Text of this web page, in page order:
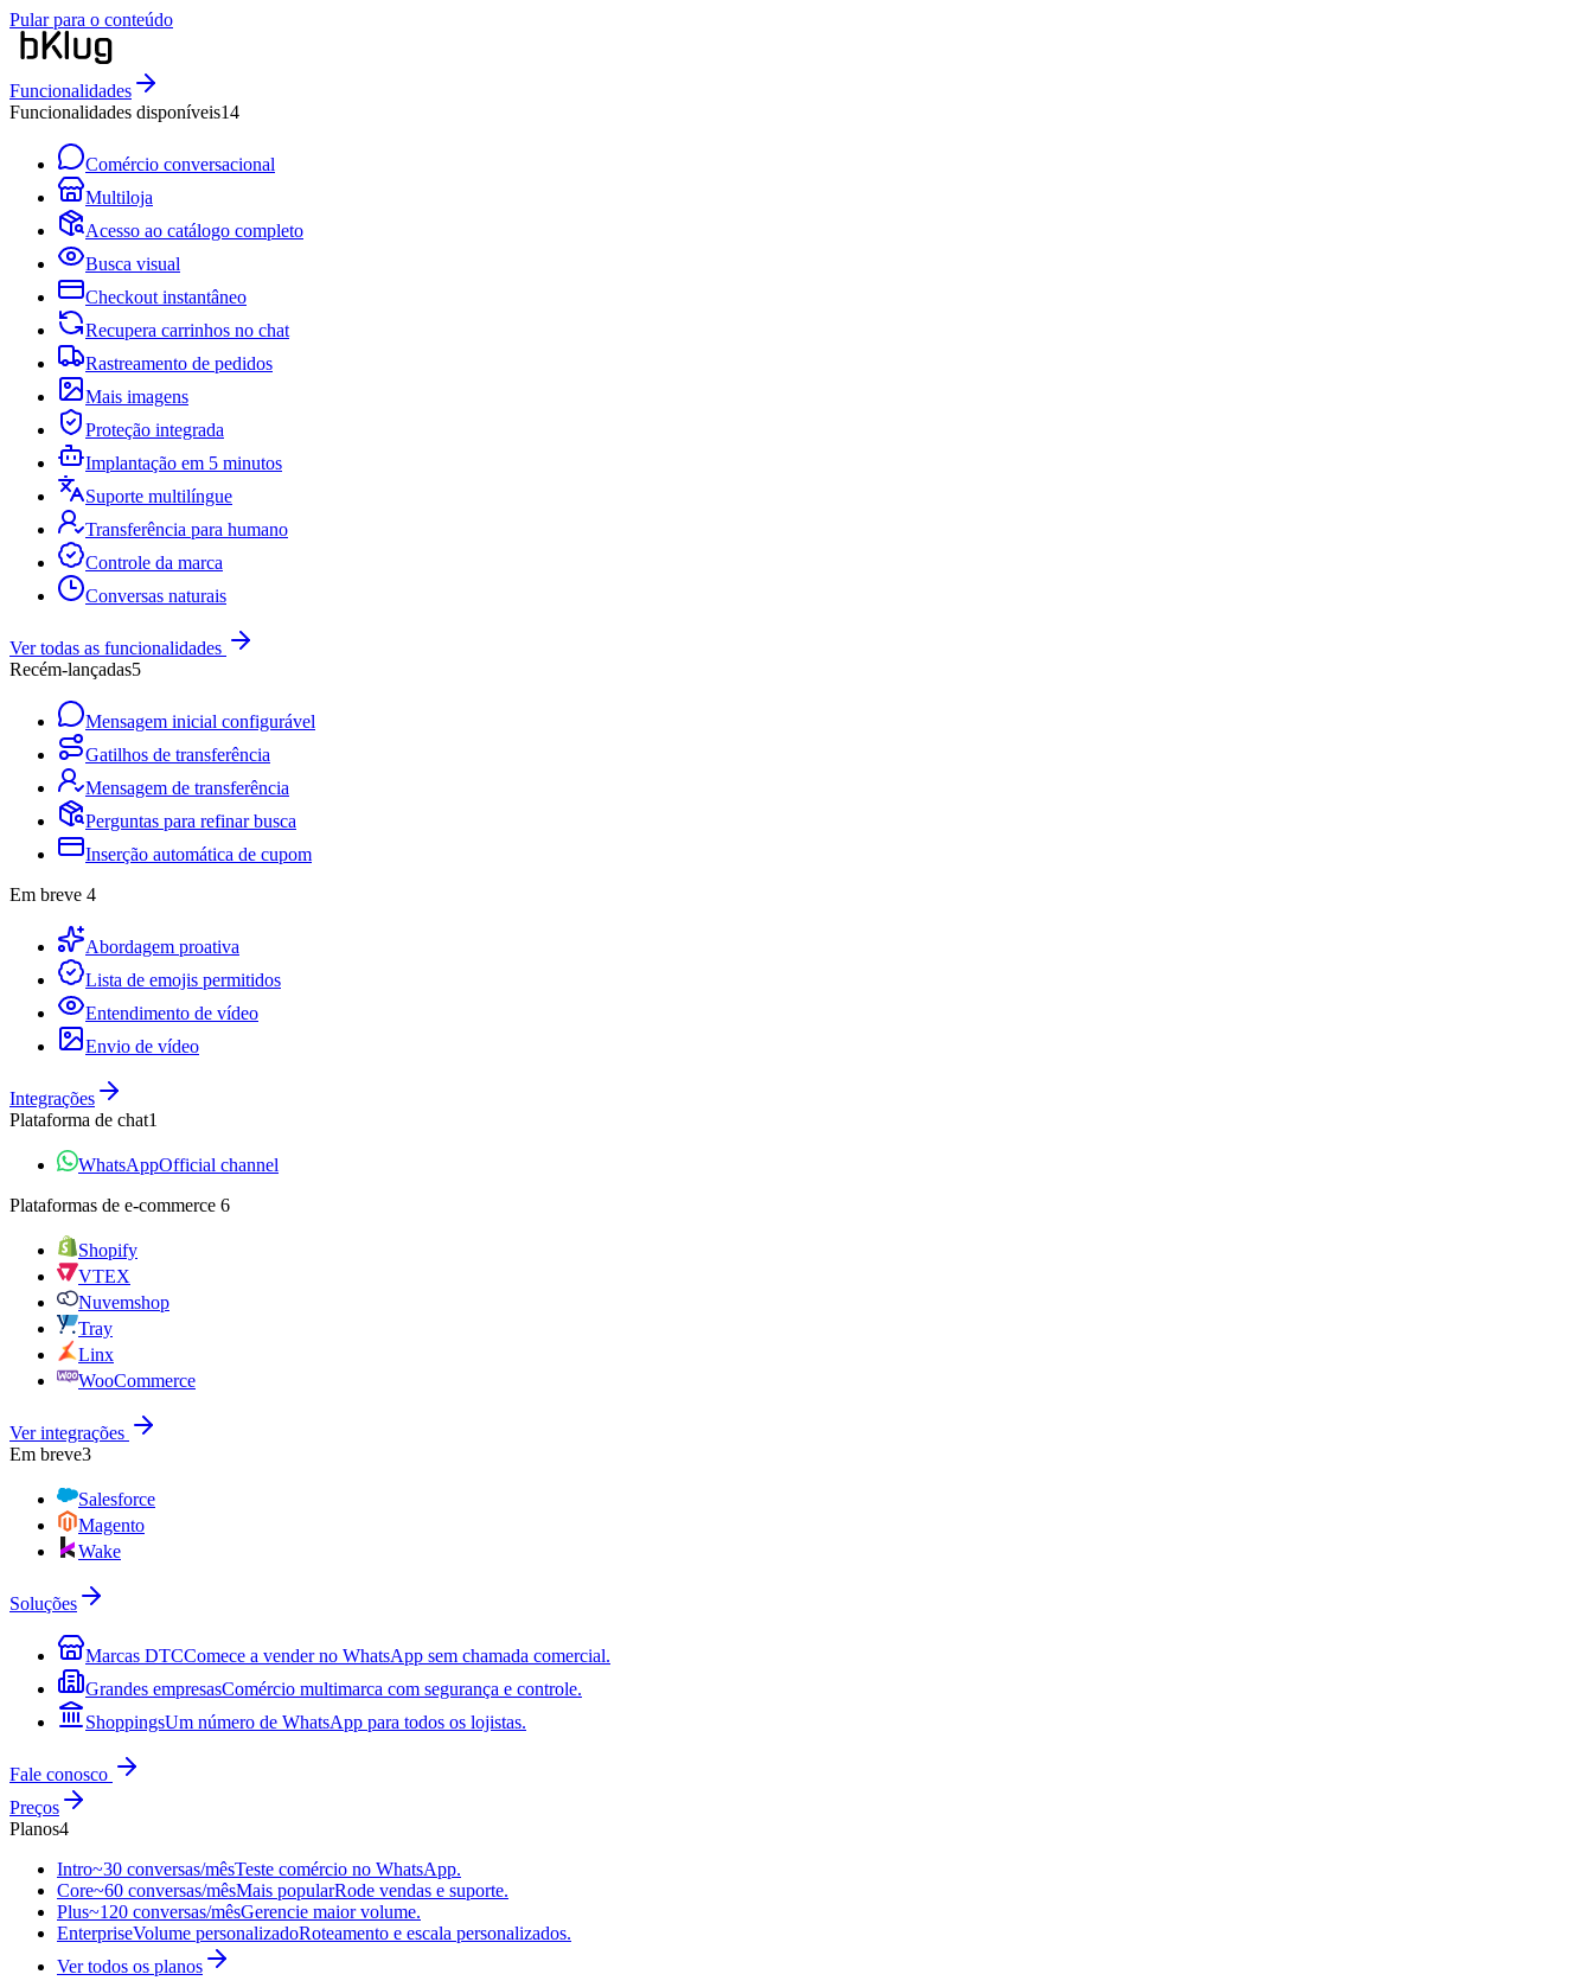
Pular para o conteúdo
Funcionalidades
Funcionalidades disponíveis14
Comércio conversacional
Multiloja
Acesso ao catálogo completo
Busca visual
Checkout instantâneo
Recupera carrinhos no chat
Rastreamento de pedidos
Mais imagens
Proteção integrada
Implantação em 5 minutos
Suporte multilíngue
Transferência para humano
Controle da marca
Conversas naturais
Ver todas as funcionalidades
Recém-lançadas5
Mensagem inicial configurável
Gatilhos de transferência
Mensagem de transferência
Perguntas para refinar busca
Inserção automática de cupom
Em breve 4
Abordagem proativa
Lista de emojis permitidos
Entendimento de vídeo
Envio de vídeo
Integrações
Plataforma de chat1
WhatsAppOfficial channel
Plataformas de e‑commerce 6
Shopify
VTEX
Nuvemshop
Tray
Linx
WooCommerce
Ver integrações
Em breve3
Salesforce
Magento
Wake
Soluções
Marcas DTCComece a vender no WhatsApp sem chamada comercial.
Grandes empresasComércio multimarca com segurança e controle.
ShoppingsUm número de WhatsApp para todos os lojistas.
Fale conosco
Preços
Planos4
Intro~30 conversas/mêsTeste comércio no WhatsApp.
Core~60 conversas/mêsMais popularRode vendas e suporte.
Plus~120 conversas/mêsGerencie maior volume.
EnterpriseVolume personalizadoRoteamento e escala personalizados.
Ver todos os planos